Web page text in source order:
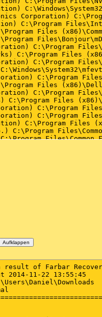
Aufklappen
(Version: 6.1.0.13 - Apple Inc.)
Apple Software Update (HKLM-x32\...\{789A5B64-9DD9-4BA5-915A-F0FC0A1B7BFE}) (Version: 2.1.3.127 - Apple Inc.)
Bonjour (HKLM\...\{6E3610B2-430D-4EB0-81E3-2B57E8B9DE8D}) (Version: 3.0.0.10 - Apple Inc.)
D3DX10 (x32 Version: 15.4.2368.0902 - Microsoft) Hidden
DDBAC (HKLM-x32\...\{F161B4FF-3976-4917-BD27-CA28C95A13AE}) (Version: 5.3.0 - DataDesign)
Dell DataSafe Local Backup - Support Software (HKLM-x32\...\{A9668246-FB70-4103-A1E3-66C9BC2EFB49}) (Version: 9.4.60 - Dell Inc.)
Dell DataSafe Local Backup (HKLM-x32\...\{0ED7EE95-6A97-47AA-AD73-152C08A15B04}) (Version: 9.4.60 - Dell Inc.)
Dell DataSafe Online (HKLM-x32\...\{7EC66A95-AC2D-4127-940B-0445A526AB2F}) (Version: 2.1.19634 - Dell)
Dell Driver Download Manager (HKU\S-1-5-21-1475396017-3527946468-472616140-1001\...\f031ef6ac137efc5) (Version: 2.1.0.0 - Dell Inc.)
Dell Edoc Viewer (HKLM\...\{8EBA8727-ADC2-477B-9D9A-1A1836BE4E05}) (Version: 1.0.0 - Dell Inc)
Dell Getting Started Guide (HKLM-x32\...\{7DB9F1E5-9ACB-410D-A7DC-7A3D023CE045}) (Version: 1.00.0000 - Dell Inc.)
Dell MusicStage (HKLM-x32\...\{3255BC3F-32BA-41ED-93A0-B9AEB6CDD9E6}) (Version: 1.5.201.0 - Fingertapps)
Dell PhotoStage (HKLM-x32\...\{E4335E82-17B3-460F-9E70-39D9BC269DB3}) (Version: 1.5.0.65 - ArcSoft)
Dell Stage (HKLM-x32\...\{56A0DD94-47D9-4AC8-B5A1-8A8CA77C4B89}) (Version: 1.5.201.0 - Fingertapps)
Dell Stage Remote (HKLM-x32\...\{2299EEBD-0A83-4B26-AA4A-057AE9E5BAE8}) (Version: 2.0.0.50 - ArcSoft)
Dell Stage Remote (HKLM-x32\...\{AF4D3C63-009B-4A17-B02E-D395065DD3F0}) (Version: 2.0.0.50 - ArcSoft)
Dell VideoStage  (HKLM-x32\...\InstallShield_{DCE0E79A-B9AC-41AC-98C1-7EF0538BCA7F}) (Version: 1.2.0.1712 - CyberLink Corp.)
Dell VideoStage  (x32 Version: 1.2.0.1712 - CyberLink Corp.) Hidden
Dell Webcam Central (HKLM-x32\...\Dell Webcam Central) (Version: 2.01.17 - Creative Technology Ltd)
Diablo III (HKLM-x32\...\Diablo III) (Version:  - Blizzard Entertainment)
DirectX 9 Runtime (x32 Version: 1.00.0000 - Sonic Solutions) Hidden
Dropbox (HKU\S-1-5-21-1475396017-3527946468-472616140-1001\...\Dropbox) (Version: 2.4.11 - Dropbox, Inc.)
Evernote v. 5.4 (HKLM-x32\...\{59071464-DAEE-11E3-9080-00163E98E7D0}) (Version: 5.4.0.3698 - Evernote Corp.)
Google Chrome (HKLM-x32\...\Google Chrome) (Version: 39.0.2171.65 - Google Inc.)
Google Toolbar for Internet Explorer (HKLM-x32\...\{2318C2B1-4965-11d4-9B18-009027A5CD4F}) (Version: 7.5.5111.1712 - Google Inc.)
Google Toolbar for Internet Explorer (x32 Version: 1.0.0 - Google Inc.) Hidden
Google Update Helper (x32 Version: 1.3.25.11 - Google Inc.) Hidden
Intel PROSet Wireless (x32 Version:  - ) Hidden
Intel(R) Control Center (HKLM-x32\...\{F8A9085D-4C7A-41a9-8A77-C8998A96C421}) (Version: 1.2.1.1007 - Intel Corporation)
Intel(R) Management Engine Components (HKLM-x32\...\{65153EA5-8B6E-43B6-857B-C6E4FC25798A}) (Version: 7.0.0.1144 - Intel Corporation)
Intel(R) Processor Graphics (HKLM-x32\...\{F0E3AD40-2BBD-4360-9C76-B9AC9A5886EA}) (Version: 8.15.10.2342 - Intel